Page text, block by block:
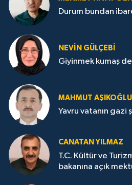
Durum bundan
NEVİN GÜLÇEBİ
Giyinmek kumaş
MAHMUT AŞIKOĞLU
Yavru vatanın gazi
CANATAN YILMAZ
T.C. Kültür ve
bakanına açık